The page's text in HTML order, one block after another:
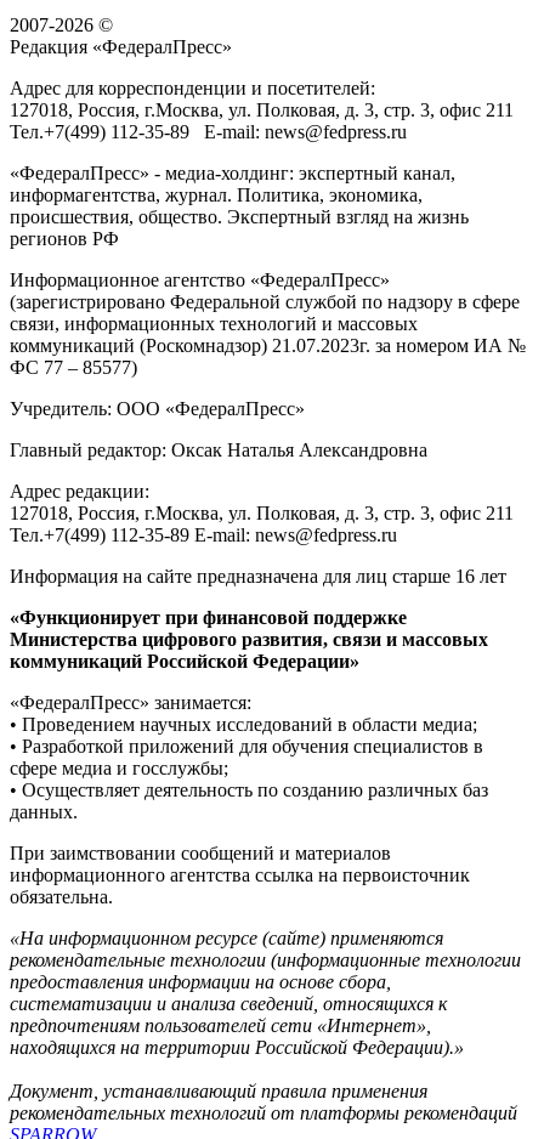
2007-2026 ©
Редакция «ФедералПресс»
Адрес для корреспонденции и посетителей:
127018, Россия, г.Москва, ул. Полковая, д. 3, стр. 3, офис 211
Тел.+7(499) 112-35-89 E-mail: news@fedpress.ru
«ФедералПресс» - медиа-холдинг: экспертный канал,
информагентства, журнал. Политика, экономика,
происшествия, общество. Экспертный взгляд на жизнь
регионов РФ
Информационное агентство «ФедералПресс»
(зарегистрировано Федеральной службой по надзору в сфере
связи, информационных технологий и массовых
коммуникаций (Роскомнадзор) 21.07.2023г. за номером ИА №
ФС 77 – 85577)
Учредитель: ООО «ФедералПресс»
Главный редактор: Оксак Наталья Александровна
Адрес редакции:
127018, Россия, г.Москва, ул. Полковая, д. 3, стр. 3, офис 211
Тел.+7(499) 112-35-89 E-mail: news@fedpress.ru
Информация на сайте предназначена для лиц старше 16 лет
«Функционирует при финансовой поддержке
Министерства цифрового развития, связи и массовых
коммуникаций Российской Федерации»
«ФедералПресс» занимается:
• Проведением научных исследований в области медиа;
• Разработкой приложений для обучения специалистов в
сфере медиа и госслужбы;
• Осуществляет деятельность по созданию различных баз
данных.
При заимствовании сообщений и материалов
информационного агентства ссылка на первоисточник
обязательна.
«На информационном ресурсе (сайте) применяются
рекомендательные технологии (информационные технологии
предоставления информации на основе сбора,
систематизации и анализа сведений, относящихся к
предпочтениям пользователей сети «Интернет»,
находящихся на территории Российской Федерации).»
Документ, устанавливающий правила применения
рекомендательных технологий от платформы рекомендаций
SPARROW.